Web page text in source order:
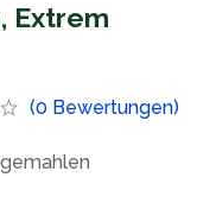
Extrem
(0 Bewertungen)
gemahlen